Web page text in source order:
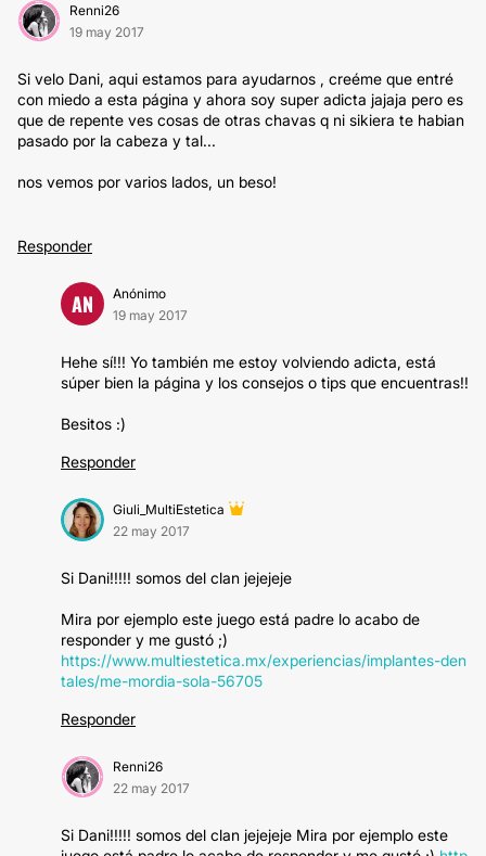
Renni26
19 may 2017
Si velo Dani, aqui estamos para ayudarnos , creéme que entré
con miedo a esta página y ahora soy super adicta jajaja pero es
que de repente ves cosas de otras chavas q ni sikiera te habian
pasado por la cabeza y tal...
nos vemos por varios lados, un beso!
Responder
AN
Anónimo
19 may 2017
Hehe sí!!! Yo también me estoy volviendo adicta, está
súper bien la página y los consejos o tips que encuentras!!
Besitos :)
Responder
Giuli_MultiEstetica
22 may 2017
Si Dani!!!!! somos del clan jejejeje
Mira por ejemplo este juego está padre lo acabo de
responder y me gustó ;)
https://www.multiestetica.mx/experiencias/implantes-den
tales/me-mordia-sola-56705
Responder
Renni26
22 may 2017
Si Dani!!!!! somos del clan jejejeje Mira por ejemplo este